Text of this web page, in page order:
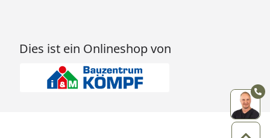
Dies ist ein Onlineshop von